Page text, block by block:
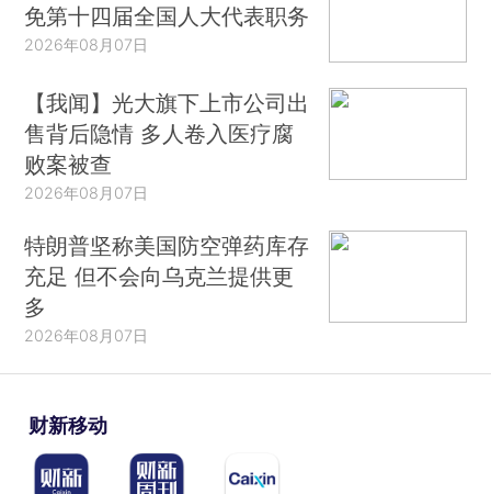
免第十四届全国人大代表职务
2026年08月07日
【我闻】光大旗下上市公司出
售背后隐情 多人卷入医疗腐
败案被查
2026年08月07日
特朗普坚称美国防空弹药库存
充足 但不会向乌克兰提供更
多
2026年08月07日
财新移动